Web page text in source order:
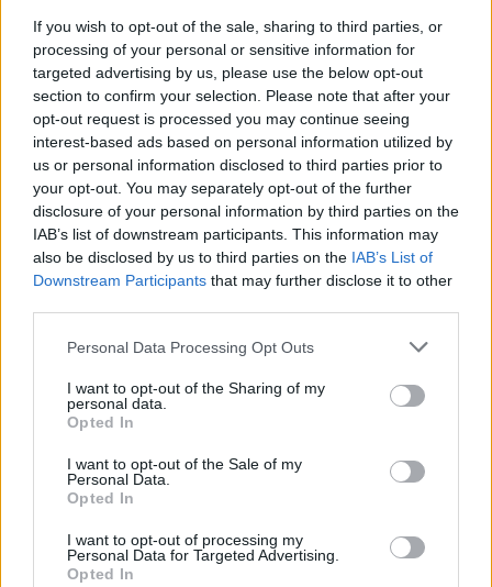
If you wish to opt-out of the sale, sharing to third parties, or
processing of your personal or sensitive information for
targeted advertising by us, please use the below opt-out
section to confirm your selection. Please note that after your
opt-out request is processed you may continue seeing
interest-based ads based on personal information utilized by
us or personal information disclosed to third parties prior to
your opt-out. You may separately opt-out of the further
disclosure of your personal information by third parties on the
IAB’s list of downstream participants. This information may
also be disclosed by us to third parties on the IAB’s List of
Downstream Participants that may further disclose it to other
Please note that this website/app uses one or more Google
not limited to your visit or usage behaviour. You may click to
grant or deny consent to Google and its third-party tags to
use your data for below specified purposes in below Google
consent section.
Personal Data Processing Opt Outs
I want to opt-out of the Sharing of my
personal data.
Opted In
I want to opt-out of the Sale of my
Personal Data.
Opted In
I want to opt-out of processing my
Personal Data for Targeted Advertising.
Opted In
Condividi l'articolo
F
a
ce
b
o
o
k
T
w
it
te
r
Pi
n
te
re
st
W
h
at
s
A
p
p
S
h
a
re
Articolo precedente
Prossimo articolo
NOTIZIE RECENTI
Le previsioni meteo per il weekend a Olbia e in
Gallura
Michelle Hunziker in Gallura, bella anche dal
vivo: un amico vip svela come fa
Calangianus, dopo le polemiche il centro